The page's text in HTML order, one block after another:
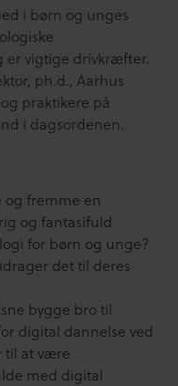
i børn og unges
er vigtige drivkræfter.
ph.d., Aarhus
praktikere på
i dagsordenen.
og fremme en
og fantasifuld
for børn og unge?
det til deres
bygge bro til
digital dannelse ved
til at være
med digital